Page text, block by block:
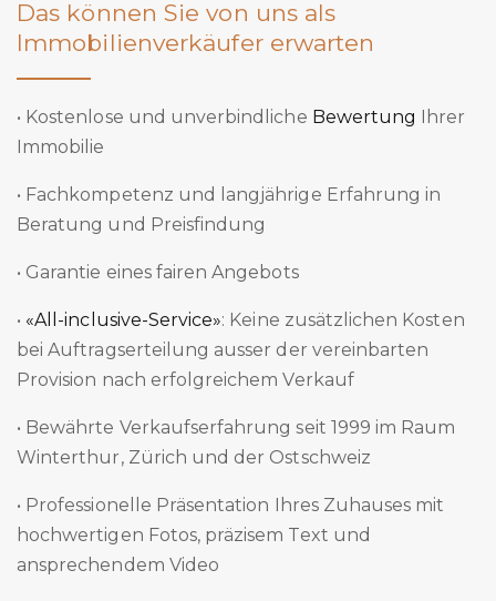
Das können Sie von uns als
Immobilienverkäufer erwarten
• Kostenlose und unverbindliche Bewertung Ihrer
Immobilie
• Fachkompetenz und langjährige Erfahrung in
Beratung und Preisfindung
• Garantie eines fairen Angebots
• «All-inclusive-Service»: Keine zusätzlichen Kosten
bei Auftragserteilung ausser der vereinbarten
Provision nach erfolgreichem Verkauf
• Bewährte Verkaufserfahrung seit 1999 im Raum
Winterthur, Zürich und der Ostschweiz
• Professionelle Präsentation Ihres Zuhauses mit
hochwertigen Fotos, präzisem Text und
ansprechendem Video